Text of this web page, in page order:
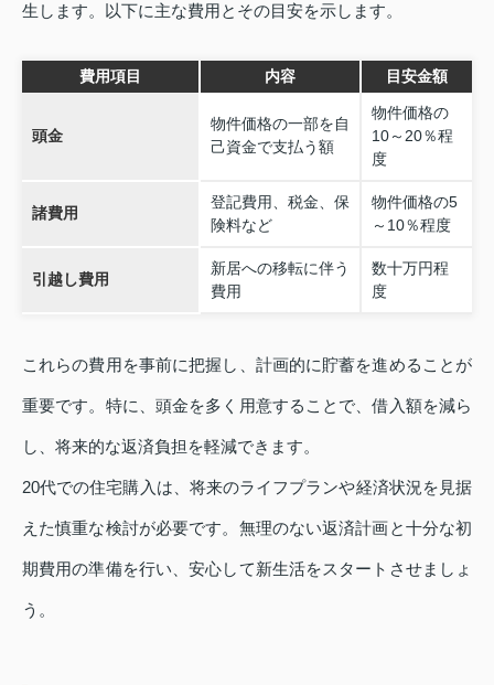
生します。以下に主な費用とその目安を示します。
費用項目 内容 目安金額
頭金
物件価格の一部を自
己資金で支払う額
物件価格の
10～20％程
度
諸費用
登記費用、税金、保
険料など
物件価格の5
～10％程度
引越し費用
新居への移転に伴う
費用
数十万円程
度
これらの費用を事前に把握し、計画的に貯蓄を進めることが
重要です。特に、頭金を多く用意することで、借入額を減ら
し、将来的な返済負担を軽減できます。
20代での住宅購入は、将来のライフプランや経済状況を見据
えた慎重な検討が必要です。無理のない返済計画と十分な初
期費用の準備を行い、安心して新生活をスタートさせましょ
う。